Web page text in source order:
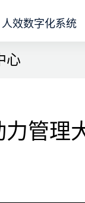
人效数字化系统
心
力管理